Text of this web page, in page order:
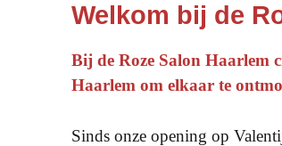
Welkom bij de
Bij de Roze Salon Haarlem
Haarlem om elkaar te
Sinds onze opening op